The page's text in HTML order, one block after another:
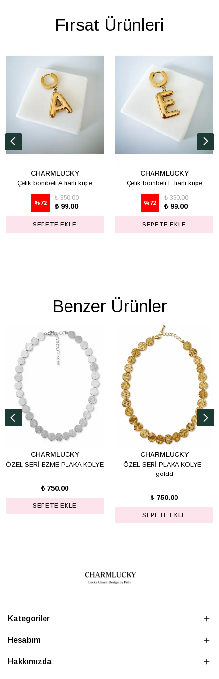
Fırsat Ürünleri
CHARMLUCKY
Çelik bombeli A harfi küpe
%72
₺ 350.00
₺ 99.00
SEPETE EKLE
CHARMLUCKY
Çelik bombeli E harfi küpe
%72
₺ 350.00
₺ 99.00
SEPETE EKLE
Benzer Ürünler
CHARMLUCKY
ÖZEL SERİ EZME PLAKA KOLYE
₺ 750.00
SEPETE EKLE
CHARMLUCKY
ÖZEL SERİ PLAKA KOLYE -
goldd
₺ 750.00
SEPETE EKLE
Kategoriler
Hesabım
Hakkımızda